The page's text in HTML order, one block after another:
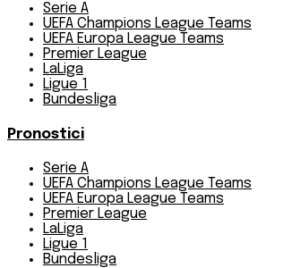
Serie A
UEFA Champions League Teams
UEFA Europa League Teams
Premier League
LaLiga
Ligue 1
Bundesliga
Pronostici
Serie A
UEFA Champions League Teams
UEFA Europa League Teams
Premier League
LaLiga
Ligue 1
Bundesliga